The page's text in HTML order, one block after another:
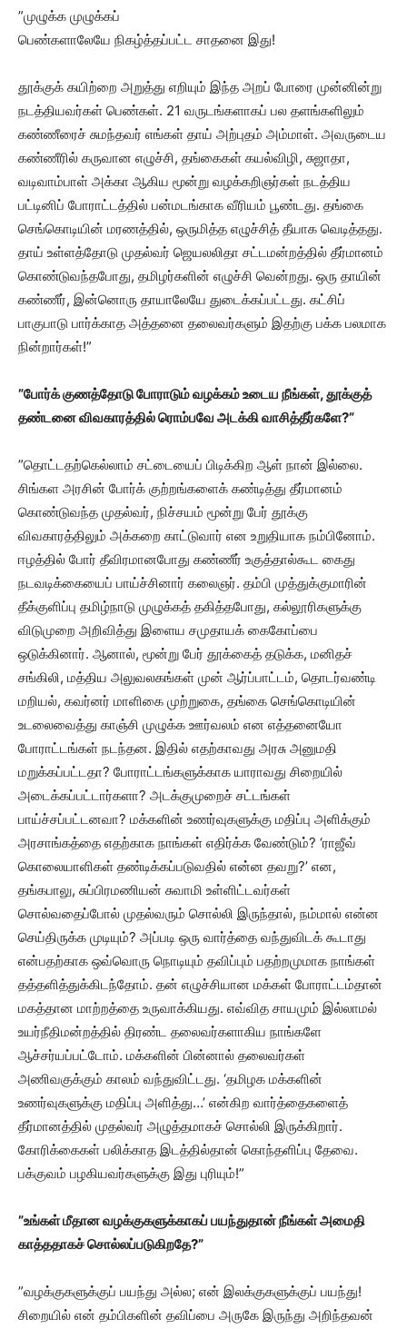
”முழுக்க முழுக்கப்
பெண்களாலேயே நிகழ்த்தப்பட்ட சாதனை இது!
தூக்குக் கயிற்றை அறுத்து எறியும் இந்த அறப் போரை முன்னின்று
நடத்தியவர்கள் பெண்கள். 21 வருடங்களாகப் பல தளங்களிலும்
கண்ணீரைச் சுமந்தவர் எங்கள் தாய் அற்புதம் அம்மாள். அவருடைய
கண்ணீரில் கருவான எழுச்சி, தங்கைகள் கயல்விழி, சுஜாதா,
வடிவாம்பாள் அக்கா ஆகிய மூன்று வழக்கறிஞர்கள் நடத்திய
பட்டினிப் போராட்டத்தில் பன்மடங்காக வீரியம் பூண்டது. தங்கை
செங்கொடியின் மரணத்தில், ஒருமித்த எழுச்சித் தீயாக வெடித்தது.
தாய் உள்ளத்தோடு முதல்வர் ஜெயலலிதா சட்டமன்றத்தில் தீர்மானம்
கொண்டுவந்தபோது, தமிழர்களின் எழுச்சி வென்றது. ஒரு தாயின்
கண்ணீர், இன்னொரு தாயாலேயே துடைக்கப்பட்டது. கட்சிப்
பாகுபாடு பார்க்காத அத்தனை தலைவர்களும் இதற்கு பக்க பலமாக
நின்றார்கள்!”
”போர்க் குணத்தோடு போராடும் வழக்கம் உடைய நீங்கள், தூக்குத்
தண்டனை விவகாரத்தில் ரொம்பவே அடக்கி வாசித்தீர்களே?”
”தொட்டதற்கெல்லாம் சட்டையைப் பிடிக்கிற ஆள் நான் இல்லை.
சிங்கள அரசின் போர்க் குற்றங்களைக் கண்டித்து தீர்மானம்
கொண்டுவந்த முதல்வர், நிச்சயம் மூன்று பேர் தூக்கு
விவகாரத்திலும் அக்கறை காட்டுவார் என உறுதியாக நம்பினோம்.
ஈழத்தில் போர் தீவிரமானபோது கண்ணீர் உகுத்தால்கூட கைது
நடவடிக்கையைப் பாய்ச்சினார் கலைஞர். தம்பி முத்துக்குமாரின்
தீக்குளிப்பு தமிழ்நாடு முழுக்கத் தகித்தபோது, கல்லூரிகளுக்கு
விடுமுறை அறிவித்து இளைய சமுதாயக் கைகோப்பை
ஒடுக்கினார். ஆனால், மூன்று பேர் தூக்கைத் தடுக்க, மனிதச்
சங்கிலி, மத்திய அலுவலகங்கள் முன் ஆர்ப்பாட்டம், தொடர்வண்டி
மறியல், கவர்னர் மாளிகை முற்றுகை, தங்கை செங்கொடியின்
உடலைவைத்து காஞ்சி முழுக்க ஊர்வலம் என எத்தனையோ
போராட்டங்கள் நடந்தன. இதில் எதற்காவது அரசு அனுமதி
மறுக்கப்பட்டதா? போராட்டங்களுக்காக யாராவது சிறையில்
அடைக்கப்பட்டார்களா? அடக்குமுறைச் சட்டங்கள்
பாய்ச்சப்பட்டனவா? மக்களின் உணர்வுகளுக்கு மதிப்பு அளிக்கும்
அரசாங்கத்தை எதற்காக நாங்கள் எதிர்க்க வேண்டும்? ‘ராஜீவ்
கொலையாளிகள் தண்டிக்கப்படுவதில் என்ன தவறு?’ என,
தங்கபாலு, சுப்பிரமணியன் சுவாமி உள்ளிட்டவர்கள்
சொல்வதைப்போல் முதல்வரும் சொல்லி இருந்தால், நம்மால் என்ன
செய்திருக்க முடியும்? அப்படி ஒரு வார்த்தை வந்துவிடக் கூடாது
என்பதற்காக ஒவ்வொரு நொடியும் தவிப்பும் பதற்றமுமாக நாங்கள்
தத்தளித்துக்கிடந்தோம். தன் எழுச்சியான மக்கள் போராட்டம்தான்
மகத்தான மாற்றத்தை உருவாக்கியது. எவ்வித சாயமும் இல்லாமல்
உயர்நீதிமன்றத்தில் திரண்ட தலைவர்களாகிய நாங்களே
ஆச்சர்யப்பட்டோம். மக்களின் பின்னால் தலைவர்கள்
அணிவகுக்கும் காலம் வந்துவிட்டது. ‘தமிழக மக்களின்
உணர்வுகளுக்கு மதிப்பு அளித்து…’ என்கிற வார்த்தைகளைத்
தீர்மானத்தில் முதல்வர் அழுத்தமாகச் சொல்லி இருக்கிறார்.
கோரிக்கைகள் பலிக்காத இடத்தில்தான் கொந்தளிப்பு தேவை.
பக்குவம் பழகியவர்களுக்கு இது புரியும்!”
”உங்கள் மீதான வழக்குகளுக்காகப் பயந்துதான் நீங்கள் அமைதி
காத்ததாகச் சொல்லப்படுகிறதே?”
”வழக்குகளுக்குப் பயந்து அல்ல; என் இலக்குகளுக்குப் பயந்து!
சிறையில் என் தம்பிகளின் தவிப்பை அருகே இருந்து அறிந்தவன்